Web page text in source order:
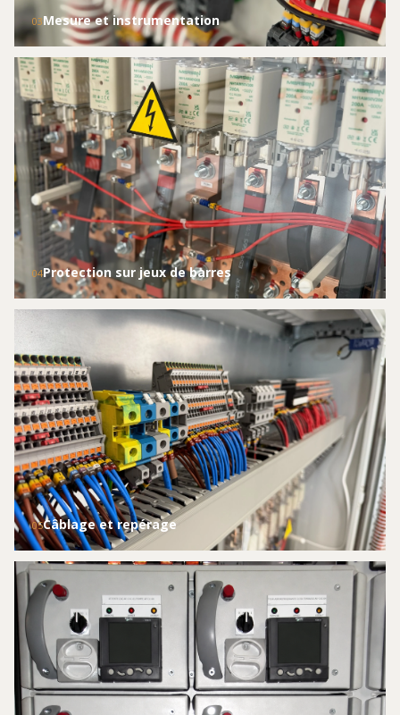
03Mesure et instrumentation
04Protection sur jeux de barres
05Câblage et repérage